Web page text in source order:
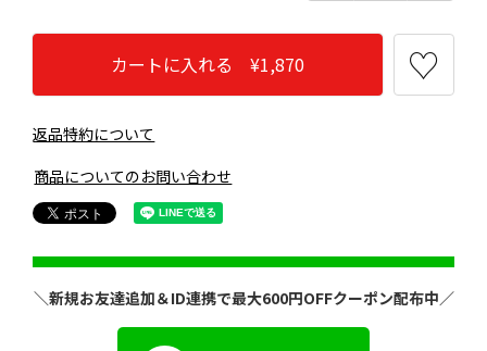
カートに入れる ¥1,870
返品特約について
商品についてのお問い合わせ
＼新規お友達追加＆ID連携で最大600円OFFクーポン配布中／